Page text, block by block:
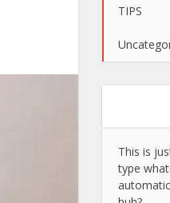
TIPS
This is
type